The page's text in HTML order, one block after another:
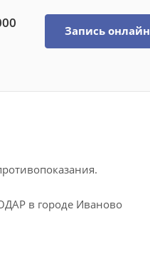
Запись онлайн
в городе Иваново